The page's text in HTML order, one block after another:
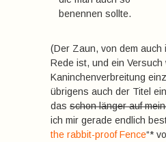
benennen sollte.
(Der Zaun, von dem auch
Rede ist, und ein Versuch
Kaninchenverbreitung
übrigens auch der Titel
das schon länger auf
ich mir gerade endlich
the rabbit-proof Fence“*